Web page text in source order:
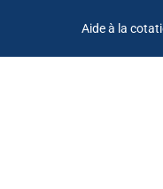
Aide à la